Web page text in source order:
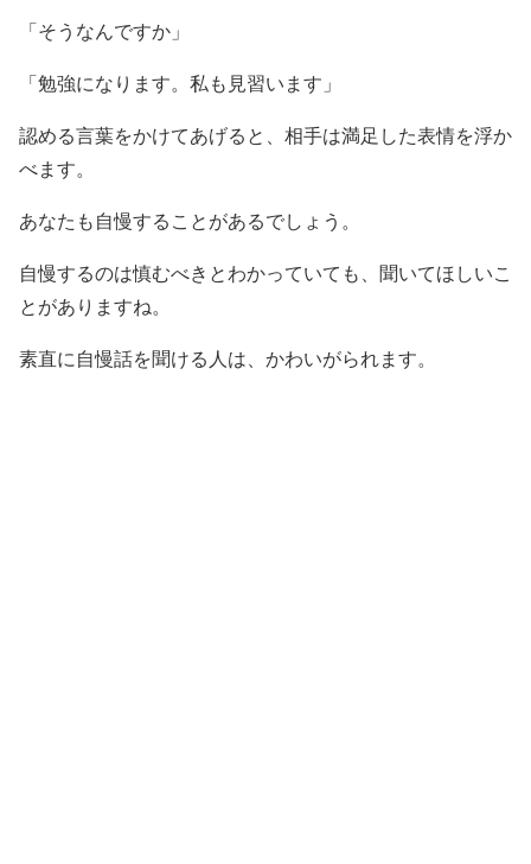
「そうなんですか」
「勉強になります。私も見習います」
認める言葉をかけてあげると、相手は満足した表情を浮か
べます。
あなたも自慢することがあるでしょう。
自慢するのは慎むべきとわかっていても、聞いてほしいこ
とがありますね。
素直に自慢話を聞ける人は、かわいがられます。